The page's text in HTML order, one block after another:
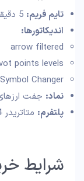
تایم فریم:
اندیکاتورها:
arrow filtered
points levels
Symbol Changer
نماد: جفت
پلتفرم: متاتریدر 4 (MT4).
شرایط